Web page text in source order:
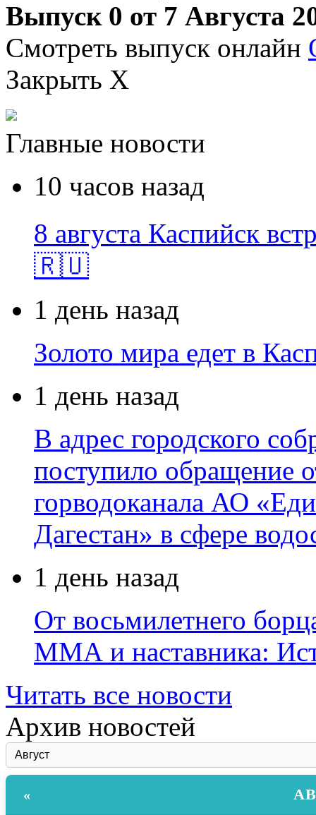
Выпуск 0 от 7 Августа
Смотреть выпуск онлайн
Закрыть X
Главные новости
10 часов назад
8 августа Каспийск
🇷🇺
1 день назад
Золото мира едет в
1 день назад
В адрес городского
поступило обращение
горводоканала АО
Дагестан» в сфере
1 день назад
От восьмилетнего
ММА и наставника:
Читать все новости
Архив новостей
«